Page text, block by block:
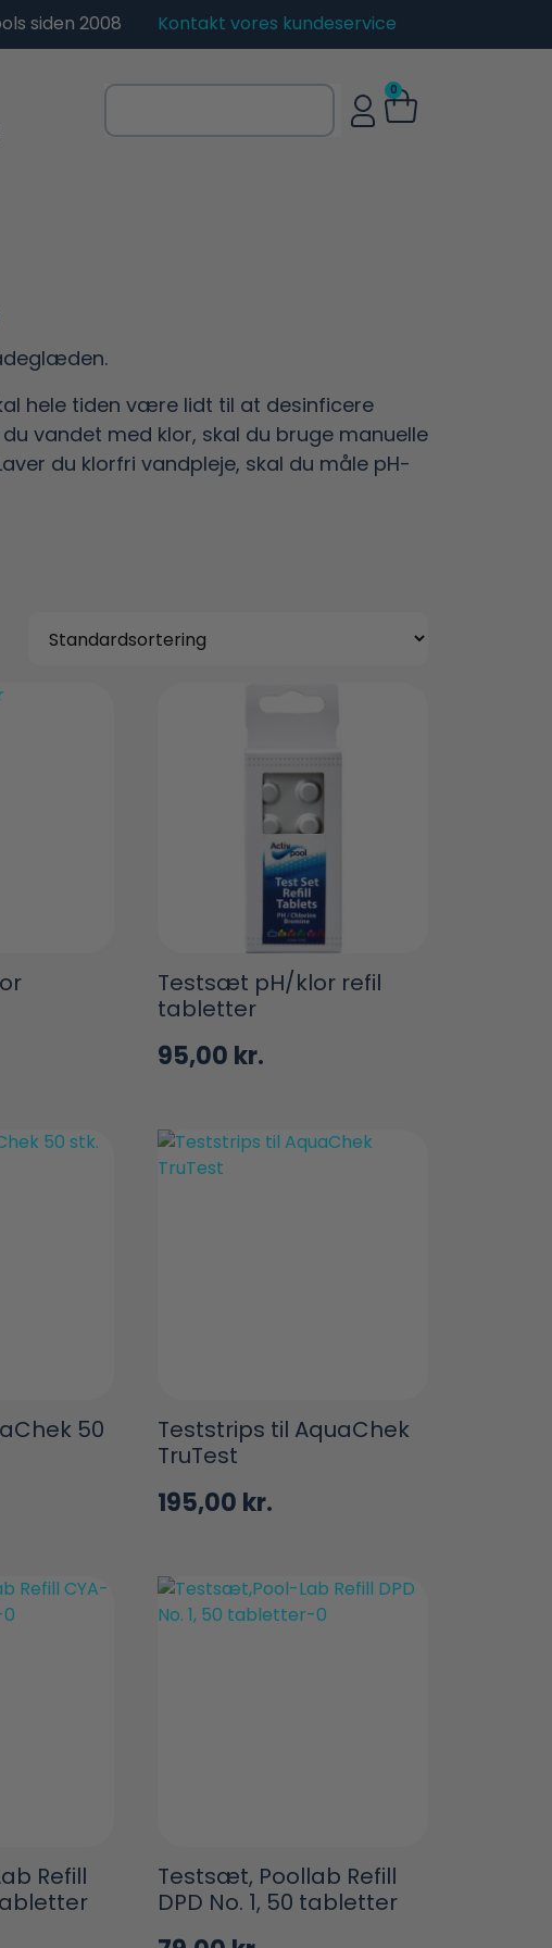
siden 2008 Kontakt vores kundeservice
0
hele tiden være lidt til at desinficere
vandet med klor, skal du bruge manuelle
du klorfri vandpleje, skal du måle pH-
Testsæt pH/klor refil
tabletter
95,00 kr.
50
Teststrips til AquaChek
TruTest
195,00 kr.
Refill
Testsæt, Poollab Refill
DPD No. 1, 50 tabletter